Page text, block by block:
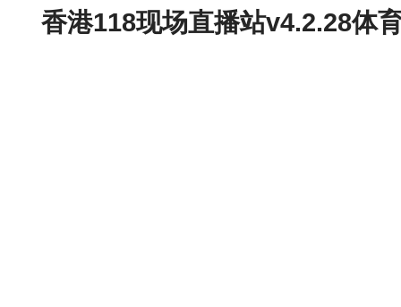
香港118现场直播站v4.2.28体